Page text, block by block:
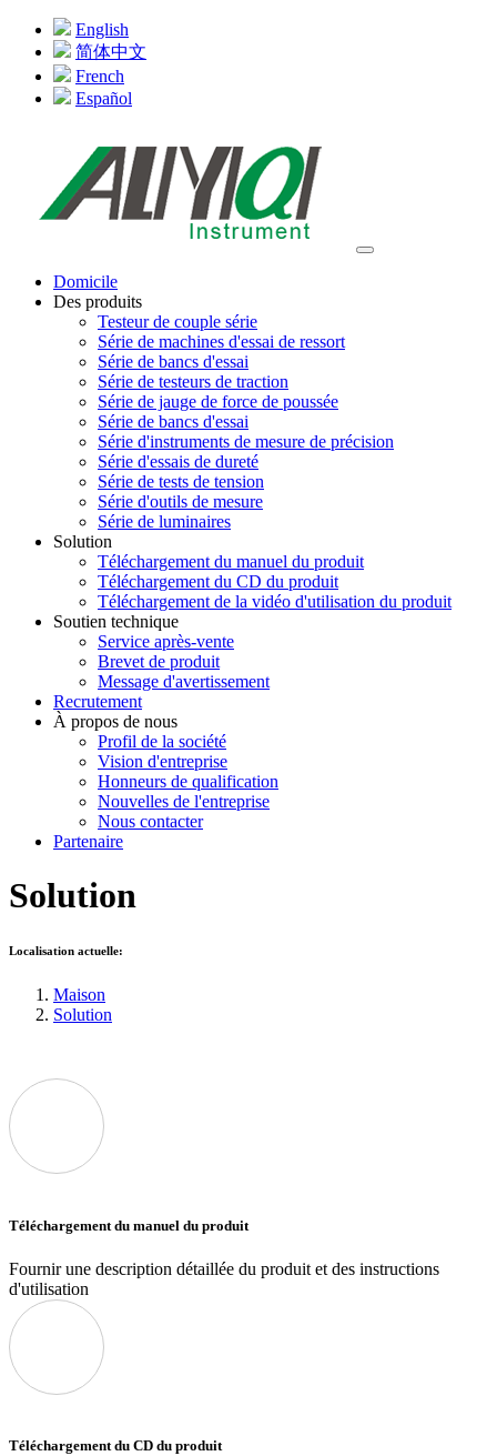
English
简体中文
French
Español
Domicile
Des produits
Testeur de couple série
Série de machines d'essai de ressort
Série de bancs d'essai
Série de testeurs de traction
Série de jauge de force de poussée
Série de bancs d'essai
Série d'instruments de mesure de précision
Série d'essais de dureté
Série de tests de tension
Série d'outils de mesure
Série de luminaires
Solution
Téléchargement du manuel du produit
Téléchargement du CD du produit
Téléchargement de la vidéo d'utilisation du produit
Soutien technique
Service après-vente
Brevet de produit
Message d'avertissement
Recrutement
À propos de nous
Profil de la société
Vision d'entreprise
Honneurs de qualification
Nouvelles de l'entreprise
Nous contacter
Partenaire
Solution
Localisation actuelle:
Maison
Solution
Téléchargement du manuel du produit
Fournir une description détaillée du produit et des instructions
d'utilisation
Téléchargement du CD du produit